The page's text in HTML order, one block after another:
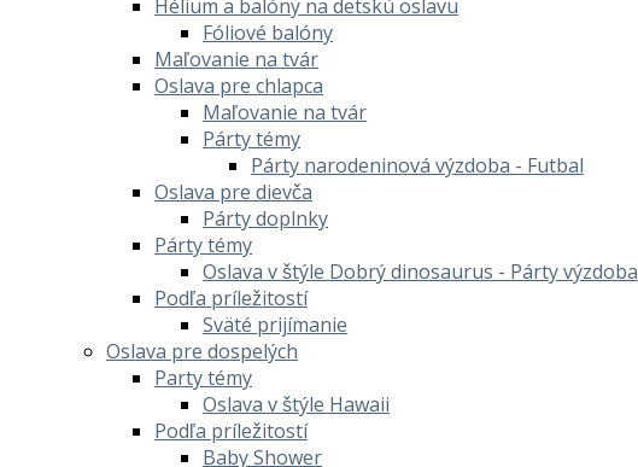
Hélium a balóny na detskú oslavu
Fóliové balóny
Maľovanie na tvár
Oslava pre chlapca
Maľovanie na tvár
Párty témy
Párty narodeninová výzdoba - Futbal
Oslava pre dievča
Párty doplnky
Párty témy
Oslava v štýle Dobrý dinosaurus - Párty výzdoba
Podľa príležitostí
Sväté prijímanie
Oslava pre dospelých
Party témy
Oslava v štýle Hawaii
Podľa príležitostí
Baby Shower